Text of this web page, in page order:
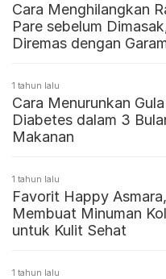
Cara Menghilangkan
Pare sebelum
Diremas dengan
1 tahun lalu
Cara Menurunkan
Diabetes dalam 3
Makanan
1 tahun lalu
Favorit Happy
Membuat Minuman
untuk Kulit Sehat
1 tahun lalu